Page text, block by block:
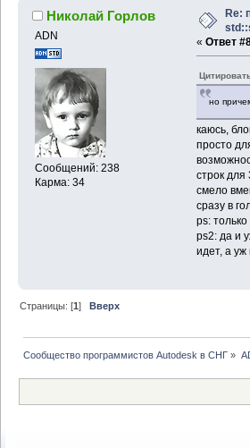
Николай Горлов
ADN
Сообщений: 238
Карма: 34
Re:
« Ответ
но
каюсь,
просто
строк для
смело
сразу в
ps:
ps2: да и
идет, а уж
Страницы: [1]Вверх
Сообщество программистов Autodesk в СНГ »